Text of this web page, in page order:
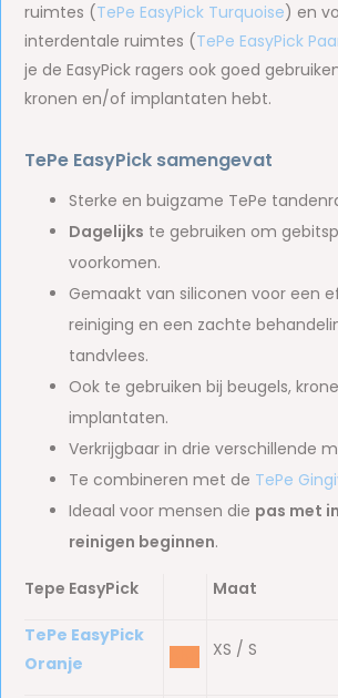
ruimtes (TePe EasyPick Turquoise) en
interdentale ruimtes (TePe EasyPick
je de EasyPick ragers ook goed
kronen en/of implantaten hebt.
TePe EasyPick samengevat
Sterke en buigzame TePe
Dagelijks te gebruiken om
voorkomen.
Gemaakt van siliconen voor een
reiniging en een zachte
tandvlees.
Ook te gebruiken bij beugels,
implantaten.
Verkrijgbaar in drie verschillende
Te combineren met de TePe
Ideaal voor mensen die pas met
reinigen beginnen.
Tepe EasyPick Maat
TePe EasyPick
Oranje
XS / S